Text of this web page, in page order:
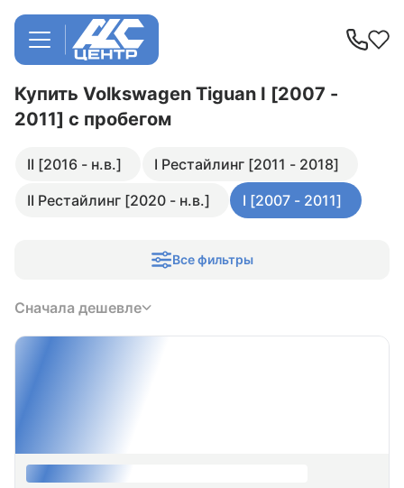
Купить Volkswagen Tiguan I [2007 -
2011] с пробегом
II [2016 - н.в.]
I Рестайлинг [2011 - 2018]
II Рестайлинг [2020 - н.в.]
I [2007 - 2011]
Все фильтры
Сначала дешевле